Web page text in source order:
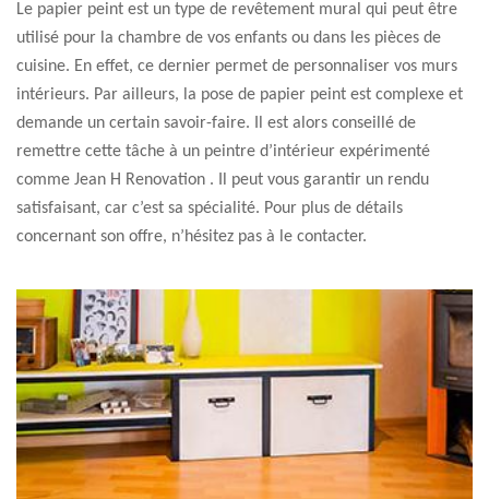
Le papier peint est un type de revêtement mural qui peut être
utilisé pour la chambre de vos enfants ou dans les pièces de
cuisine. En effet, ce dernier permet de personnaliser vos murs
intérieurs. Par ailleurs, la pose de papier peint est complexe et
demande un certain savoir-faire. Il est alors conseillé de
remettre cette tâche à un peintre d’intérieur expérimenté
comme Jean H Renovation . Il peut vous garantir un rendu
satisfaisant, car c’est sa spécialité. Pour plus de détails
concernant son offre, n’hésitez pas à le contacter.